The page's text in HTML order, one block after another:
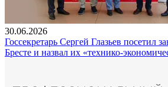
30.06.2026
Госсекретарь Сергей Глазьев посетил
Бресте и назвал их «технико-